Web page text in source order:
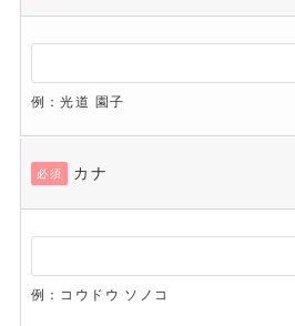
例：光道 園子
必須 カナ
例：コウドウ ソノコ